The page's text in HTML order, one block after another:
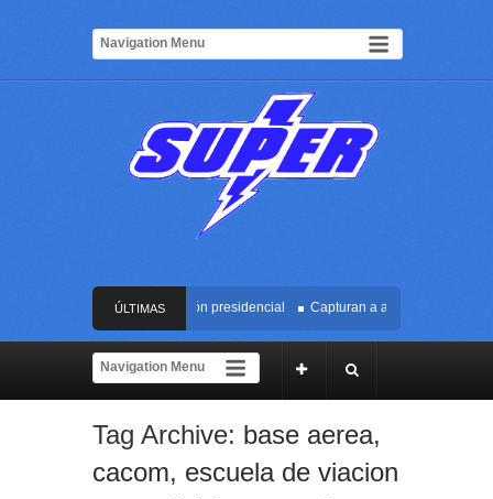
ÚLTIMAS
NOTICIAS
contra Cali durante la posesión presidencial Capturan a alias ‘Miso’, con
de Abelardo de la Espriella en Cali
escapara tras atacar a una mujer en el centro de Cali
contra Cali durante la posesión presidencial
Tag Archive: base aerea,
cacom, escuela de viacion